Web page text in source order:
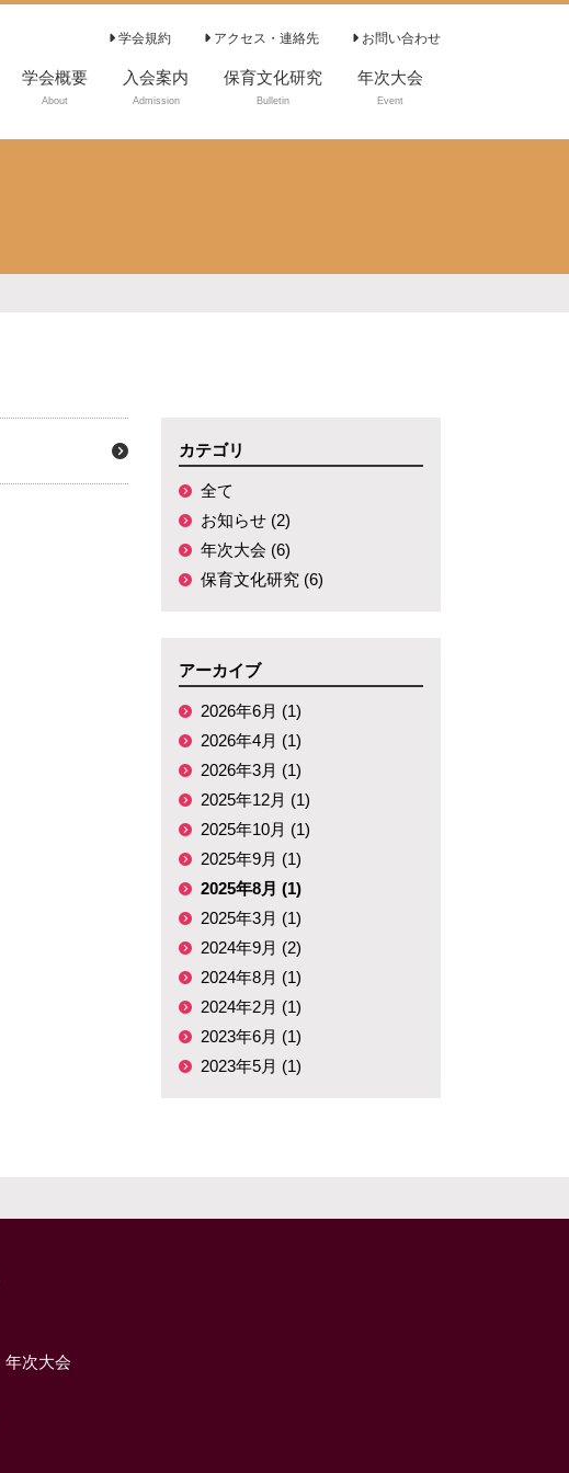
学会規約 アクセス・連絡先 お問い合わせ
学会概要
About
入会案内
Admission
保育文化研究
Bulletin
年次大会
Event
カテゴリ
全て
お知らせ (2)
年次大会 (6)
保育文化研究 (6)
アーカイブ
2026年6月 (1)
2026年4月 (1)
2026年3月 (1)
2025年12月 (1)
2025年10月 (1)
2025年9月 (1)
2025年8月 (1)
2025年3月 (1)
2024年9月 (2)
2024年8月 (1)
2024年2月 (1)
2023年6月 (1)
2023年5月 (1)
年次大会